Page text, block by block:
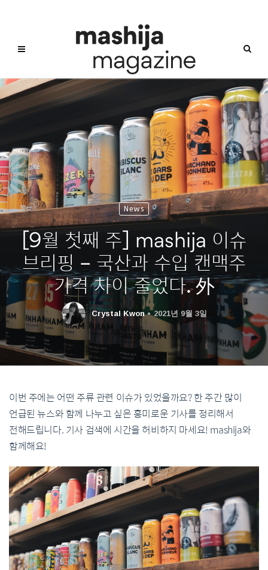
News
[9월 첫째 주] mashija 이슈
브리핑 – 국산과 수입 캔맥주
가격 차이 줄었다. 外
Crystal Kwon 2021년 9월 3일
이번 주에는 어떤 주류 관련 이슈가 있었을까요? 한 주간 많이
언급된 뉴스와 함께 나누고 싶은 흥미로운 기사를 정리해서
전해드립니다. 기사 검색에 시간을 허비하지 마세요! mashija와
함께해요!